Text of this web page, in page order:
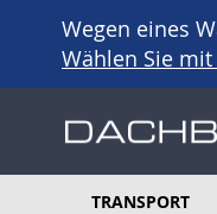
Wegen eines
Wählen Sie
TRANSPORT